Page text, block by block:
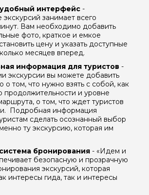
интерфейс -
занимает всего
Вам необходимо добавить
фото, краткое и емкое
цену и указать доступные
месяцев вперед.
информация для туристов -
экскурсии вы можете добавить
том, что нужно взять с собой, как
продолжительности и уровне
о том, что ждет туристов
Подробная информация
сделать осознанный выбор
ту экскурсию, которая им
бронирования - «Идем и
безопасную и прозрачную
экскурсий, которая
интересы гида, так и интересы